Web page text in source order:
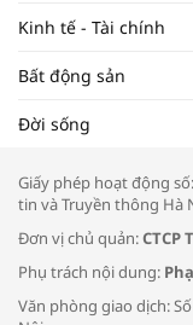
Kinh tế - Tài chính
Bất động sản
Đời sống
Giấy phép hoạt động
tin và Truyền thông Hà
Đơn vị chủ quản:CTCP
Phụ trách nội dung:
Văn phòng giao dịch: